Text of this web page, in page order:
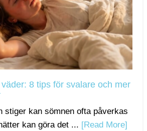
8 tips för svalare och mer
stiger kan sömnen ofta påverkas
kan göra det ... [Read More]